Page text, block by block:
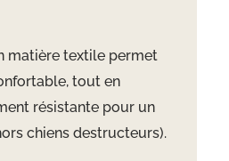
matière textile permet
tout en
résistante pour un
chiens destructeurs).